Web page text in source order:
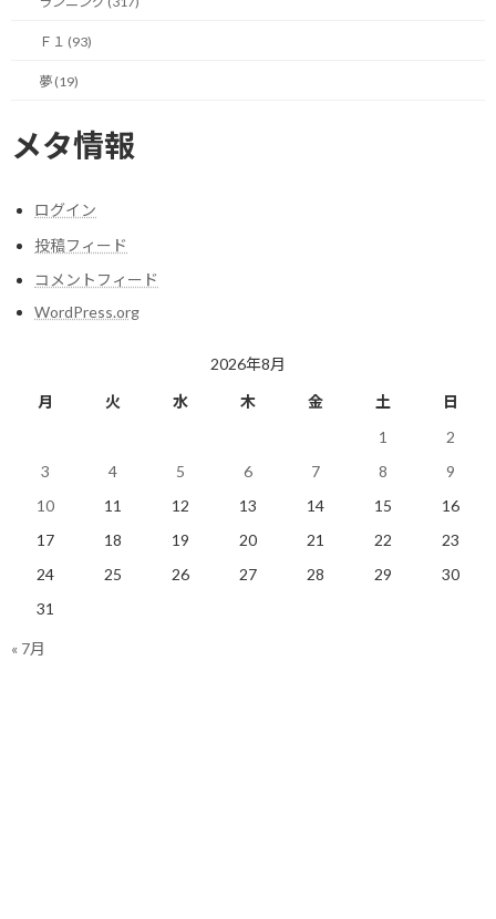
明日も楽しく走りましょう！
目標達成コーチング 体験セッション実施中！
目標達成コーチング 先着100名体験セ
Ｆ１ (93)
夢 (19)
メタ情報
ログイン
投稿フィード
コメントフィード
WordPress.org
2026年8月
月
火 水 木 金 土
日
1
2
3
4 5 6 7 8
9
10
11 12 13 14 15
16
17
18 19 20 21 22
23
24
25 26 27 28 29
30
31
« 7月